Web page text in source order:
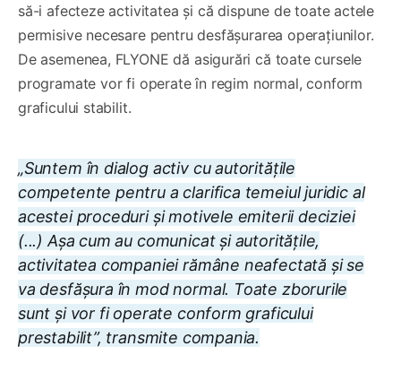
să-i afecteze activitatea și că dispune de toate actele
permisive necesare pentru desfășurarea operațiunilor.
De asemenea, FLYONE dă asigurări că toate cursele
programate vor fi operate în regim normal, conform
graficului stabilit.
„Suntem în dialog activ cu autoritățile
competente pentru a clarifica temeiul juridic al
acestei proceduri și motivele emiterii deciziei
(...) Așa cum au comunicat și autoritățile,
activitatea companiei rămâne neafectată și se
va desfășura în mod normal. Toate zborurile
sunt și vor fi operate conform graficului
prestabilit”, transmite compania.